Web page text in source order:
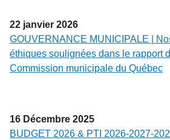
22 janvier 2026
GOUVERNANCE MUNICIPALE |
éthiques soulignées dans le rapport
Commission municipale du Québec
16 Décembre 2025
BUDGET 2026 & PTI 2026-2027-